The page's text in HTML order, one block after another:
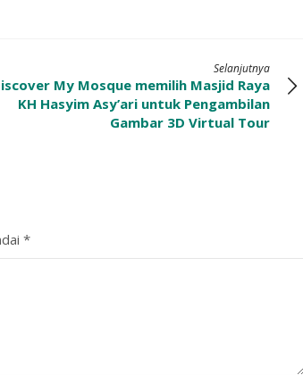
Selanjutnya
My Mosque memilih Masjid Raya
KH Hasyim Asy’ari untuk Pengambilan
Gambar 3D Virtual Tour
*